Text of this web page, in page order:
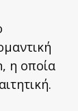
η οποία